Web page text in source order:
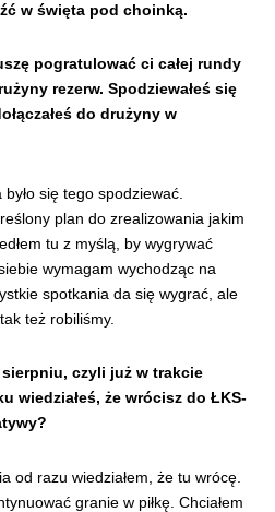
w święta pod choinką.
pogratulować ci całej rundy
rezerw. Spodziewałeś się
do drużyny w
się tego spodziewać.
plan do zrealizowania jakim
tu z myślą, by wygrywać
wymagam wychodząc na
spotkania da się wygrać, ale
też robiliśmy.
sierpniu, czyli już w trakcie
wiedziałeś, że wrócisz do ŁKS-
od razu wiedziałem, że tu wrócę.
granie w piłkę. Chciałem